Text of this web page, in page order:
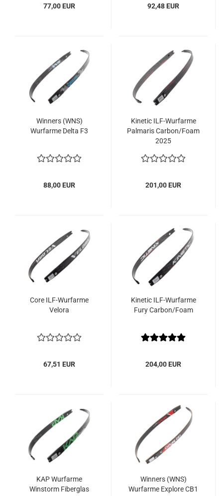
77,00 EUR 92,48 EUR
Winners (WNS)
Wurfarme Delta F3
88,00 EUR
Kinetic ILF-Wurfarme
Palmaris Carbon/Foam
2025
201,00 EUR
Core ILF-Wurfarme
Velora
67,51 EUR
Kinetic ILF-Wurfarme
Fury Carbon/Foam
204,00 EUR
KAP Wurfarme
Winstorm Fiberglas
Winners (WNS)
Wurfarme Explore CB1